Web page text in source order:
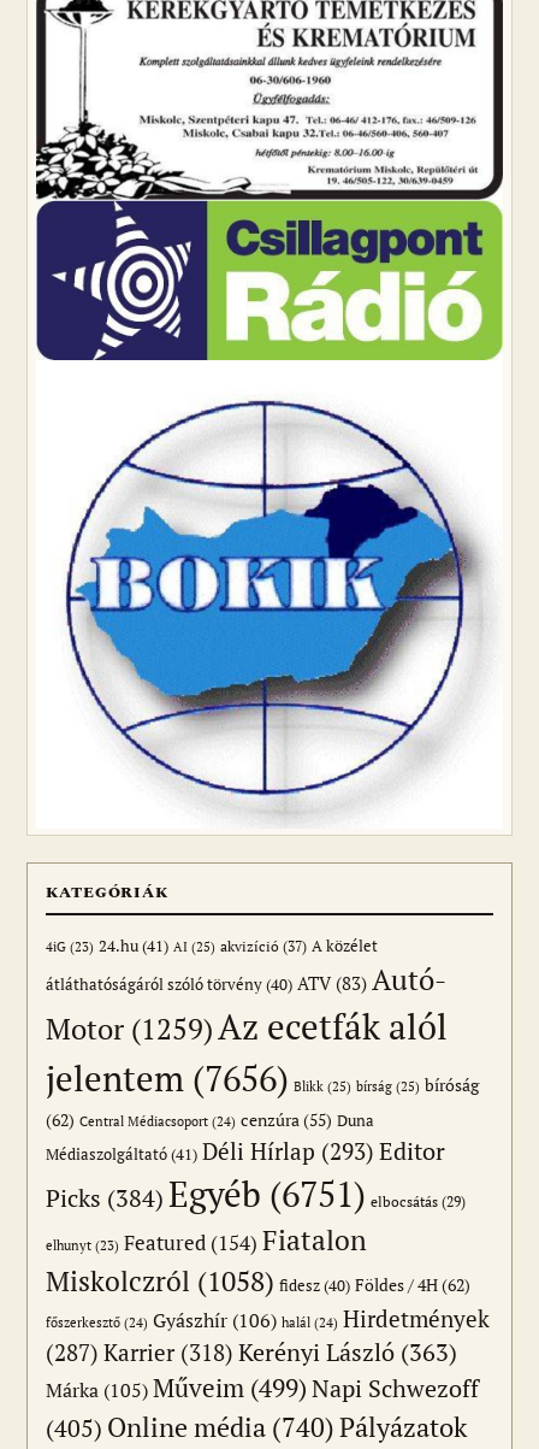
KATEGÓRIÁK
4iG (23) 24.hu(41) AI (25) akvizíció (37) A közélet
átláthatóságáról szóló törvény(40) ATV(83) Autó-
Motor (1259)Az ecetfák alól
jelentem (7656) Blikk (25) bírság (25) bíróság
(62) Central Médiacsoport (24) cenzúra(55) Duna
Médiaszolgáltató(41) Déli Hírlap (293) Editor
Picks (384)Egyéb (6751) elbocsátás (29)
elhunyt (23) Featured (154) Fiatalon
Miskolczról (1058) fidesz(40) Földes / 4H(62)
főszerkesztő (24) Gyászhír (106) halál (24) Hirdetmények
(287) Karrier(318) Kerényi László (363)
Márka (105) Műveim (499)Napi Schwezoff
(405) Online média (740)Pályázatok